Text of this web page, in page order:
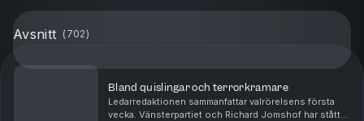
Avsnitt ( 702)
Bland quislingar och terrorkramare
Ledarredaktionen sammanfattar valrörelsens första
vecka. Vänsterpartiet och Richard Jomshof har stått